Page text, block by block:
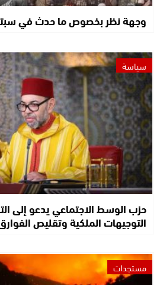
وجهة نظر بخصوص ما حدث في
سياسة
حزب الوسط الاجتماعي يدعو إلى
التوجيهات الملكية وتقليص
مستجدات